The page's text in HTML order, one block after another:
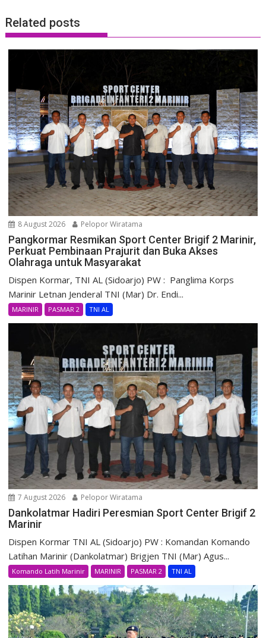
Related posts
8 August 2026 Pelopor Wiratama
Pangkormar Resmikan Sport Center Brigif 2 Marinir,
Perkuat Pembinaan Prajurit dan Buka Akses
Olahraga untuk Masyarakat
Dispen Kormar, TNI AL (Sidoarjo) PW : Panglima Korps
Marinir Letnan Jenderal TNI (Mar) Dr. Endi...
MARINIR PASMAR 2 TNI AL
7 August 2026 Pelopor Wiratama
Dankolatmar Hadiri Peresmian Sport Center Brigif 2
Marinir
Dispen Kormar TNI AL (Sidoarjo) PW : Komandan Komando
Latihan Marinir (Dankolatmar) Brigjen TNI (Mar) Agus...
Komando Latih Marinir MARINIR PASMAR 2 TNI AL